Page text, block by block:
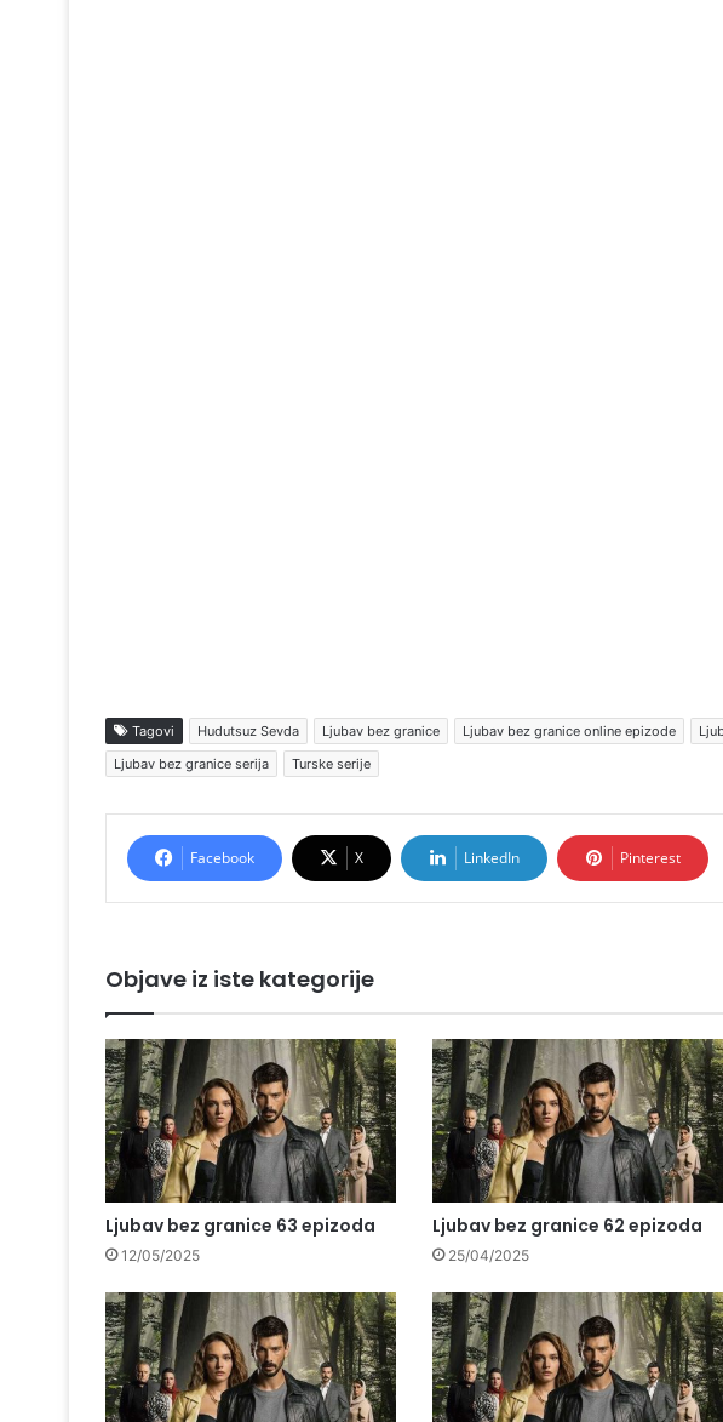
Tagovi Hudutsuz Sevda Ljubav bez granice Ljubav bez granice online epizode
Ljubav bez granice serija
Turske serije
Facebook X LinkedIn Pinterest
Objave iz iste kategorije
Ljubav bez granice 63 epizoda
12/05/2025
Ljubav bez granice 62 epizoda
25/04/2025